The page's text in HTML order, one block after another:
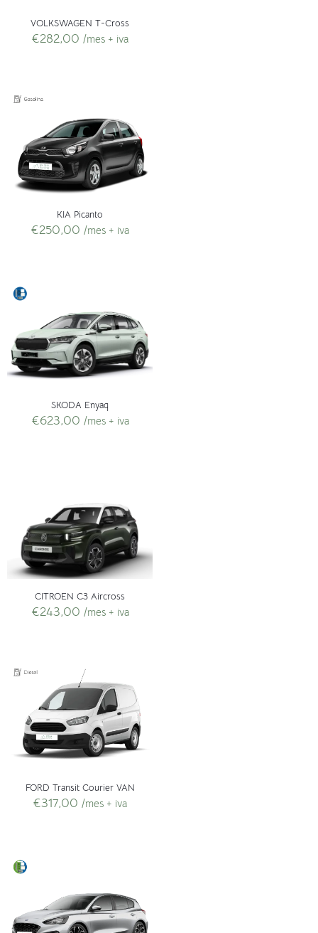
VOLKSWAGEN T-Cross
€282,00 /mes + iva
KIA Picanto
€250,00 /mes + iva
SKODA Enyaq
€623,00 /mes + iva
CITROEN C3 Aircross
€243,00 /mes + iva
FORD Transit Courier VAN
€317,00 /mes + iva